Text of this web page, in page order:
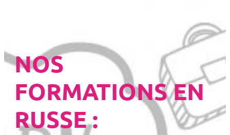
NOS
FORMATIONS EN
RUSSE :